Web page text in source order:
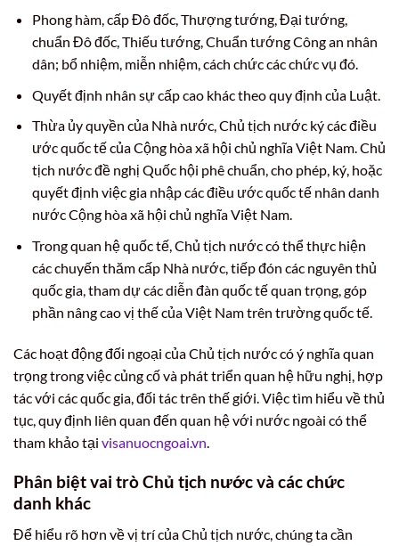
Phong hàm, cấp Đô đốc, Thượng tướng, Đại tướng,
chuẩn Đô đốc, Thiếu tướng, Chuẩn tướng Công an nhân
dân; bổ nhiệm, miễn nhiệm, cách chức các chức vụ đó.
Quyết định nhân sự cấp cao khác theo quy định của Luật.
Thừa ủy quyền của Nhà nước, Chủ tịch nước ký các điều
ước quốc tế của Cộng hòa xã hội chủ nghĩa Việt Nam. Chủ
tịch nước đề nghị Quốc hội phê chuẩn, cho phép, ký, hoặc
quyết định việc gia nhập các điều ước quốc tế nhân danh
nước Cộng hòa xã hội chủ nghĩa Việt Nam.
Trong quan hệ quốc tế, Chủ tịch nước có thể thực hiện
các chuyến thăm cấp Nhà nước, tiếp đón các nguyên thủ
quốc gia, tham dự các diễn đàn quốc tế quan trọng, góp
phần nâng cao vị thế của Việt Nam trên trường quốc tế.
Các hoạt động đối ngoại của Chủ tịch nước có ý nghĩa quan
trọng trong việc củng cố và phát triển quan hệ hữu nghị, hợp
tác với các quốc gia, đối tác trên thế giới. Việc tìm hiểu về thủ
tục, quy định liên quan đến quan hệ với nước ngoài có thể
tham khảo tại visanuocngoai.vn
Phân biệt vai trò Chủ tịch nước và các chức
danh khác
Để hiểu rõ hơn về vị trí của Chủ tịch nước, chúng ta cần